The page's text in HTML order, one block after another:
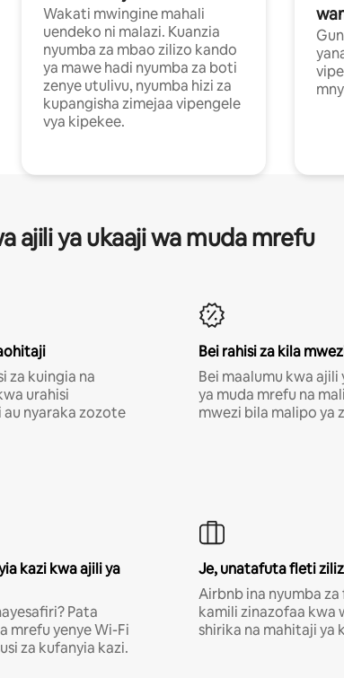
Wakati mwingine mahali
uendeko ni malazi. Kuanzia
nyumba za mbao zilizo kando
ya mawe hadi nyumba za boti
zenye utulivu, nyumba hizi za
kupangisha zimejaa vipengele
vya kipekee.
ajili ya ukaaji wa muda mrefu
za kuingia na
urahisi
nyaraka zozote
Bei rahisi za kila
Bei maalumu kwa
ya muda mrefu na
mwezi bila malipo ya
kazi kwa ajili ya
Pata
mrefu yenye Wi-Fi
za kufanyia kazi.
Je, unatafuta fleti
Airbnb ina nyumba
kamili zinazofaa kwa
shirika na mahitaji ya